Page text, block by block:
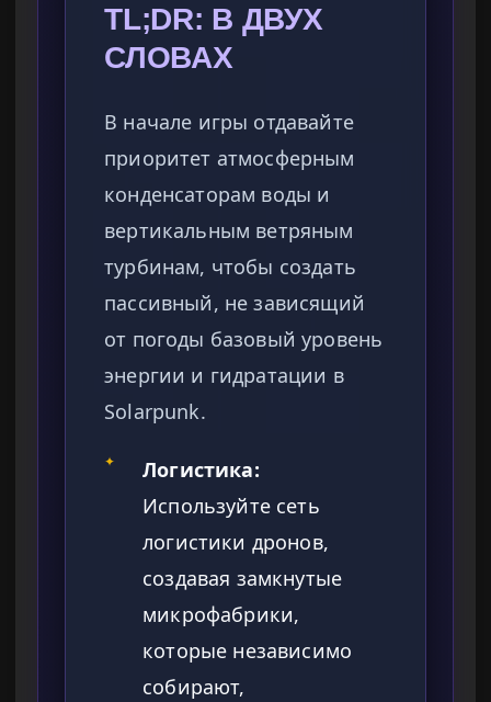
TL;DR: В ДВУХ
СЛОВАХ
В начале игры отдавайте
приоритет атмосферным
конденсаторам воды и
вертикальным ветряным
турбинам, чтобы создать
пассивный, не зависящий
от погоды базовый уровень
энергии и гидратации в
Solarpunk.
✦
Логистика:
Используйте сеть
логистики дронов,
создавая замкнутые
микрофабрики,
которые независимо
собирают,